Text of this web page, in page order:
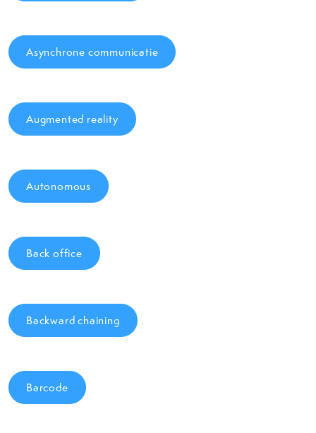
Asynchrone communicatie
Augmented reality
Autonomous
Back office
Backward chaining
Barcode